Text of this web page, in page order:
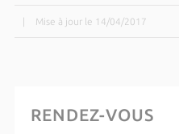
Mise à jour le 14/04/2017
RENDEZ-VOUS